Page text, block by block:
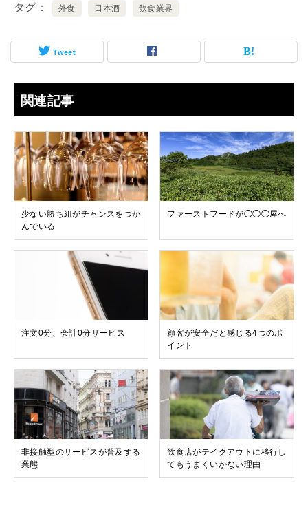
タグ 外食 日本酒 飲食業界
Tweet
関連記事
少ない勝ち組がチャンスをつか
んでいる
ファーストフードが◯◯◯屋へ
注文0分、会計0分サービス
顧客が安全だと感じる4つのポ
イント
非接触型のサービスが普及する
業態
飲食店がテイクアウトに移行し
てもうまくいかない理由